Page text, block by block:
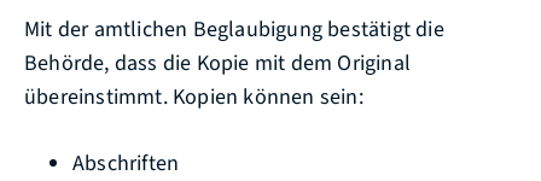
Mit der amtlichen Beglaubigung bestätigt die
Behörde, dass die Kopie mit dem Original
übereinstimmt. Kopien können sein:
Abschriften